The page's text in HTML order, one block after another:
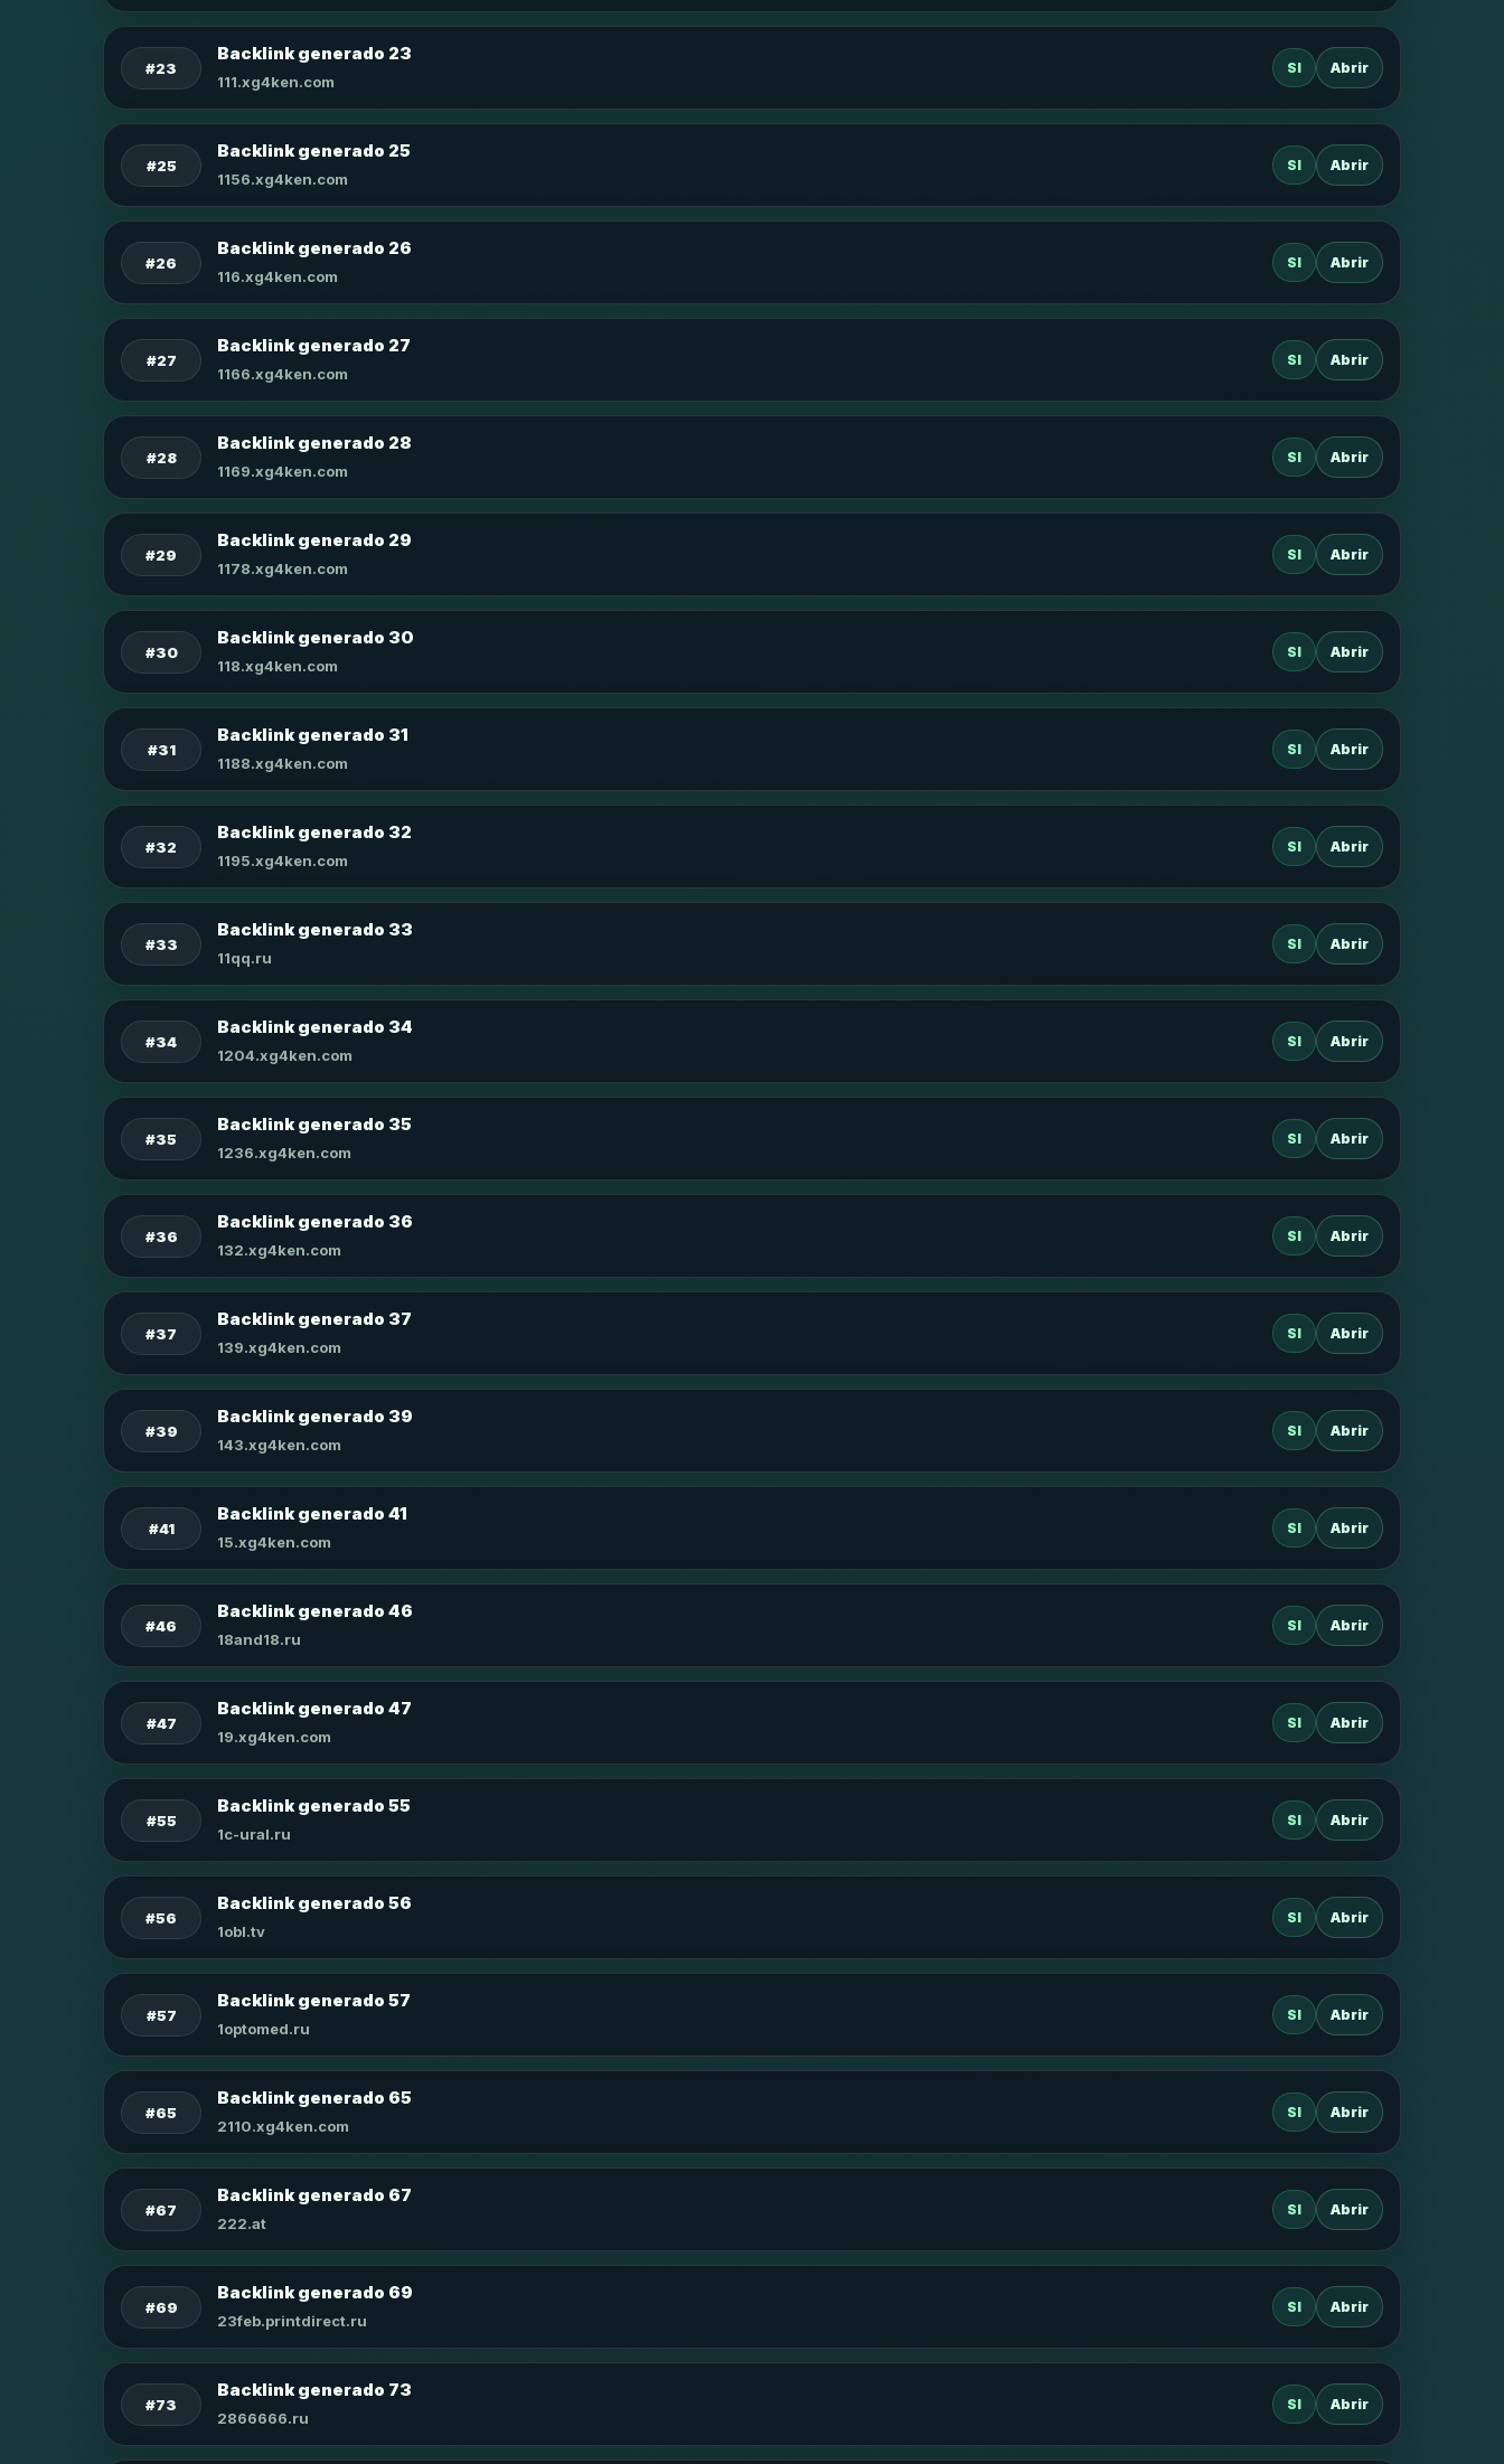
#23
Backlink generado 23
111.xg4ken.com
SI Abrir
#25
Backlink generado 25
1156.xg4ken.com
SI Abrir
#26
Backlink generado 26
116.xg4ken.com
SI Abrir
#27
Backlink generado 27
1166.xg4ken.com
SI Abrir
#28
Backlink generado 28
1169.xg4ken.com
SI Abrir
#29
Backlink generado 29
1178.xg4ken.com
SI Abrir
#30
Backlink generado 30
118.xg4ken.com
SI Abrir
#31
Backlink generado 31
1188.xg4ken.com
SI Abrir
#32
Backlink generado 32
1195.xg4ken.com
SI Abrir
#33
Backlink generado 33
11qq.ru
SI Abrir
#34
Backlink generado 34
1204.xg4ken.com
SI Abrir
#35
Backlink generado 35
1236.xg4ken.com
SI Abrir
#36
Backlink generado 36
132.xg4ken.com
SI Abrir
#37
Backlink generado 37
139.xg4ken.com
SI Abrir
#39
Backlink generado 39
143.xg4ken.com
SI Abrir
#41
Backlink generado 41
15.xg4ken.com
SI Abrir
#46
Backlink generado 46
18and18.ru
SI Abrir
#47
Backlink generado 47
19.xg4ken.com
SI Abrir
#55
Backlink generado 55
1c-ural.ru
SI Abrir
#56
Backlink generado 56
1obl.tv
SI Abrir
#57
Backlink generado 57
1optomed.ru
SI Abrir
#65
Backlink generado 65
2110.xg4ken.com
SI Abrir
#67
Backlink generado 67
222.at
SI Abrir
#69
Backlink generado 69
23feb.printdirect.ru
SI Abrir
#73
Backlink generado 73
2866666.ru
SI Abrir